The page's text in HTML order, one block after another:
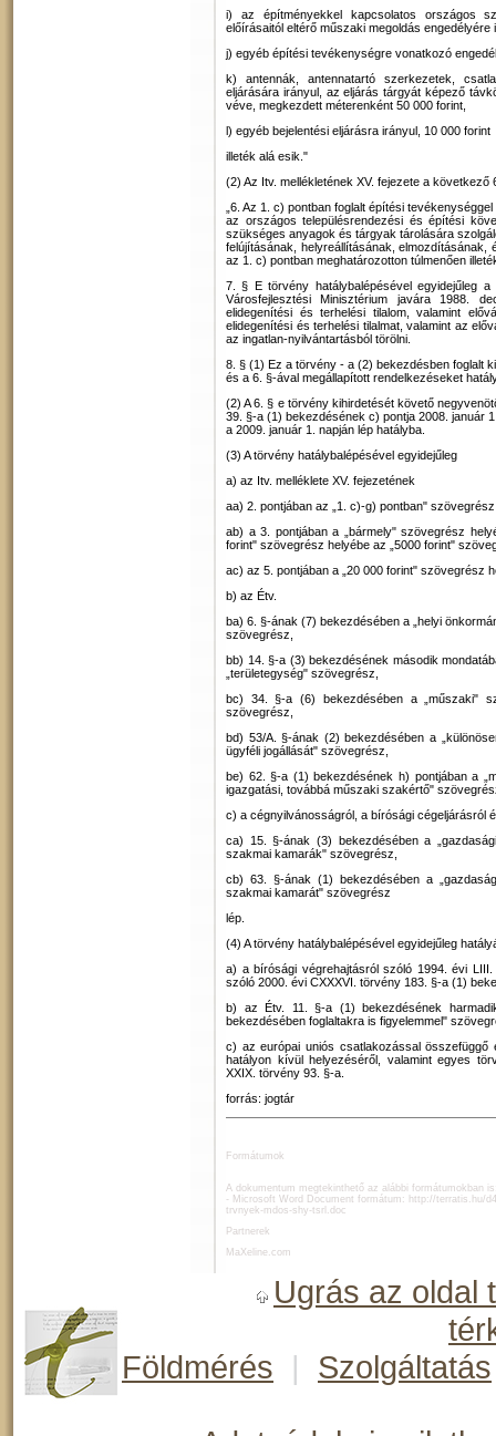
i) az építményekkel kapcsolatos országos
előírásaitól eltérő műszaki megoldás engedélyére
j) egyéb építési tevékenységre vonatkozó
k) antennák, antennatartó szerkezetek,
eljárására irányul, az eljárás tárgyát képező
véve, megkezdett méterenként 50 000 forint,
l) egyéb bejelentési eljárásra irányul, 10 000 forint
illeték alá esik."
(2) Az Itv. mellékletének XV. fejezete a következő
„6. Az 1. c) pontban foglalt építési
az országos településrendezési és építési
szükséges anyagok és tárgyak tárolására
felújításának, helyreállításának, elmozdításának,
az 1. c) pontban meghatározotton túlmenően
7. § E törvény hatálybalépésével egyidejűleg
Városfejlesztési Minisztérium javára 1988.
elidegenítési és terhelési tilalom, valamint
elidegenítési és terhelési tilalmat, valamint az
az ingatlan-nyilvántartásból törölni.
8. § (1) Ez a törvény - a (2) bekezdésben foglalt
és a 6. §-ával megállapított rendelkezéseket
(2) A 6. § e törvény kihirdetését követő
39. §-a (1) bekezdésének c) pontja 2008. január
a 2009. január 1. napján lép hatályba.
(3) A törvény hatálybalépésével egyidejűleg
a) az Itv. melléklete XV. fejezetének
aa) 2. pontjában az „1. c)-g) pontban"
ab) a 3. pontjában a „bármely" szövegrész
forint" szövegrész helyébe az „5000 forint"
ac) az 5. pontjában a „20 000 forint" szövegrész
b) az Étv.
ba) 6. §-ának (7) bekezdésében a „helyi
szövegrész,
bb) 14. §-a (3) bekezdésének második
„területegység" szövegrész,
bc) 34. §-a (6) bekezdésében a „műszaki"
szövegrész,
bd) 53/A. §-ának (2) bekezdésében a
ügyféli jogállását" szövegrész,
be) 62. §-a (1) bekezdésének h) pontjában a
igazgatási, továbbá műszaki szakértő"
c) a cégnyilvánosságról, a bírósági cégeljárásról
ca) 15. §-ának (3) bekezdésében a
szakmai kamarák" szövegrész,
cb) 63. §-ának (1) bekezdésében a
szakmai kamarát" szövegrész
lép.
(4) A törvény hatálybalépésével egyidejűleg
a) a bírósági végrehajtásról szóló 1994. évi
szóló 2000. évi CXXXVI. törvény 183. §-a (1)
b) az Étv. 11. §-a (1) bekezdésének
bekezdésében foglaltakra is figyelemmel"
c) az európai uniós csatlakozással összefüggő
hatályon kívül helyezéséről, valamint egyes
XXIX. törvény 93. §-a.
forrás: jogtár
Formátumok
A dokumentum megtekinthető az alábbi formátumokban
- Microsoft Word Document formátum: http://terratis.hu/
trvnyek-mdos-shy-tsrl.doc
Partnerek
MaXeline.com
Ugrás az oldal
Földmérés
| Szolgáltatás